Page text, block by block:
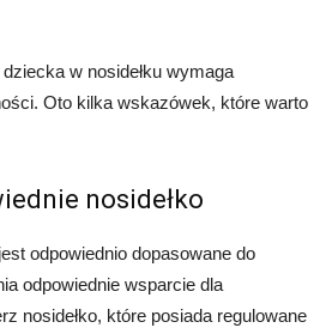
w nosidełku wymaga
Oto kilka wskazówek, które warto
nosidełko
odpowiednio dopasowane do
odpowiednie wsparcie dla
nosidełko, które posiada regulowane